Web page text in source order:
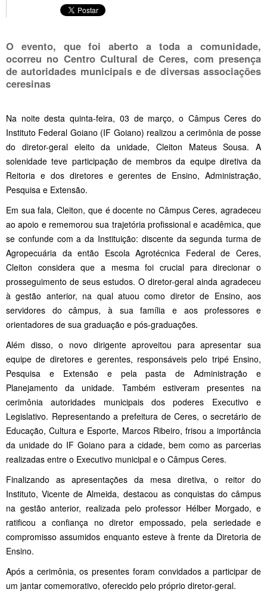
O evento, que foi aberto a toda a comunidade,
ocorreu no Centro Cultural de Ceres, com presença
de autoridades municipais e de diversas associações
ceresinas
Na noite desta quinta-feira, 03 de março, o Câmpus Ceres do
Instituto Federal Goiano (IF Goiano) realizou a cerimônia de posse
do diretor-geral eleito da unidade, Cleiton Mateus Sousa. A
solenidade teve participação de membros da equipe diretiva da
Reitoria e dos diretores e gerentes de Ensino, Administração,
Pesquisa e Extensão.
Em sua fala, Cleiton, que é docente no Câmpus Ceres, agradeceu
ao apoio e rememorou sua trajetória profissional e acadêmica, que
se confunde com a da Instituição: discente da segunda turma de
Agropecuária da então Escola Agrotécnica Federal de Ceres,
Cleiton considera que a mesma foi crucial para direcionar o
prosseguimento de seus estudos. O diretor-geral ainda agradeceu
à gestão anterior, na qual atuou como diretor de Ensino, aos
servidores do câmpus, à sua família e aos professores e
orientadores de sua graduação e pós-graduações.
Além disso, o novo dirigente aproveitou para apresentar sua
equipe de diretores e gerentes, responsáveis pelo tripé Ensino,
Pesquisa e Extensão e pela pasta de Administração e
Planejamento da unidade. Também estiveram presentes na
cerimônia autoridades municipais dos poderes Executivo e
Legislativo. Representando a prefeitura de Ceres, o secretário de
Educação, Cultura e Esporte, Marcos Ribeiro, frisou a importância
da unidade do IF Goiano para a cidade, bem como as parcerias
realizadas entre o Executivo municipal e o Câmpus Ceres.
Finalizando as apresentações da mesa diretiva, o reitor do
Instituto, Vicente de Almeida, destacou as conquistas do câmpus
na gestão anterior, realizada pelo professor Hélber Morgado, e
ratificou a confiança no diretor empossado, pela seriedade e
compromisso assumidos enquanto esteve à frente da Diretoria de
Ensino.
Após a cerimônia, os presentes foram convidados a participar de
um jantar comemorativo, oferecido pelo próprio diretor-geral.